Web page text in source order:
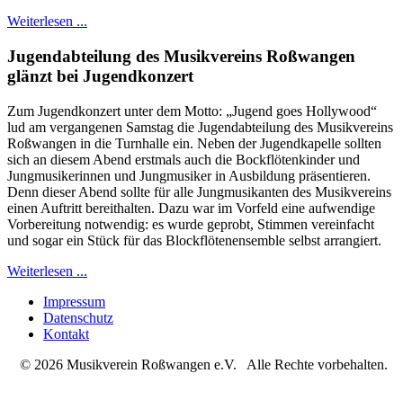
Weiterlesen ...
Jugendabteilung des Musikvereins Roßwangen
glänzt bei Jugendkonzert
Zum Jugendkonzert unter dem Motto: „Jugend goes Hollywood“
lud am vergangenen Samstag die Jugendabteilung des Musikvereins
Roßwangen in die Turnhalle ein. Neben der Jugendkapelle sollten
sich an diesem Abend erstmals auch die Bockflötenkinder und
Jungmusikerinnen und Jungmusiker in Ausbildung präsentieren.
Denn dieser Abend sollte für alle Jungmusikanten des Musikvereins
einen Auftritt bereithalten. Dazu war im Vorfeld eine aufwendige
Vorbereitung notwendig: es wurde geprobt, Stimmen vereinfacht
und sogar ein Stück für das Blockflötenensemble selbst arrangiert.
Weiterlesen ...
Impressum
Datenschutz
Kontakt
© 2026 Musikverein Roßwangen e.V. Alle Rechte vorbehalten.